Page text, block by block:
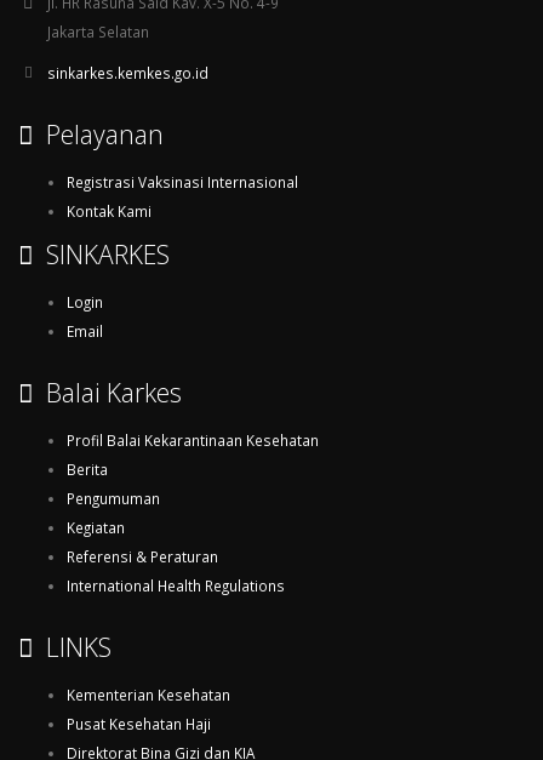
Jakarta Selatan
sinkarkes.kemkes.go.id
Pelayanan
Registrasi Vaksinasi Internasional
Kontak Kami
SINKARKES
Login
Email
Balai Karkes
Profil Balai Kekarantinaan Kesehatan
Berita
Pengumuman
Kegiatan
Referensi & Peraturan
International Health Regulations
LINKS
Kementerian Kesehatan
Pusat Kesehatan Haji
Direktorat Bina Gizi dan KIA